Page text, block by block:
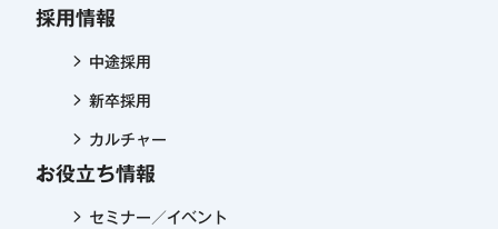
採用情報
中途採用
新卒採用
カルチャー
お役立ち情報
セミナー／イベント